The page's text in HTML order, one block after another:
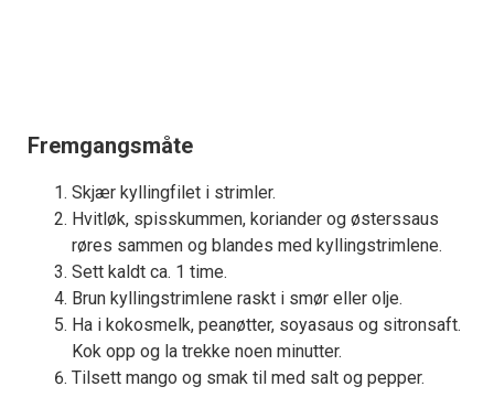
Fremgangsmåte
Skjær kyllingfilet i strimler.
Hvitløk, spisskummen, koriander og østerssaus
røres sammen og blandes med kyllingstrimlene.
Sett kaldt ca. 1 time.
Brun kyllingstrimlene raskt i smør eller olje.
Ha i kokosmelk, peanøtter, soyasaus og sitronsaft.
Kok opp og la trekke noen minutter.
Tilsett mango og smak til med salt og pepper.